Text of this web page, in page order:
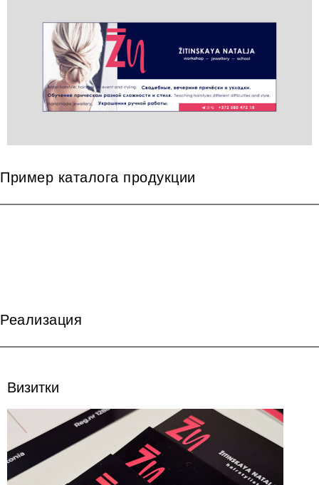
Пример каталога продукции
Реализация
Визитки